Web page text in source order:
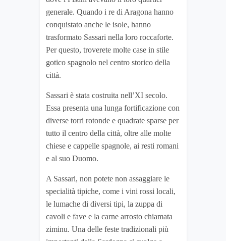
generale. Quando i re di Aragona hanno
conquistato anche le isole, hanno
trasformato Sassari nella loro roccaforte.
Per questo, troverete molte case in stile
gotico spagnolo nel centro storico della
città.
Sassari è stata costruita nell’XI secolo.
Essa presenta una lunga fortificazione con
diverse torri rotonde e quadrate sparse per
tutto il centro della città, oltre alle molte
chiese e cappelle spagnole, ai resti romani
e al suo Duomo.
A Sassari, non potete non assaggiare le
specialità tipiche, come i vini rossi locali,
le lumache di diversi tipi, la zuppa di
cavoli e fave e la carne arrosto chiamata
ziminu. Una delle feste tradizionali più